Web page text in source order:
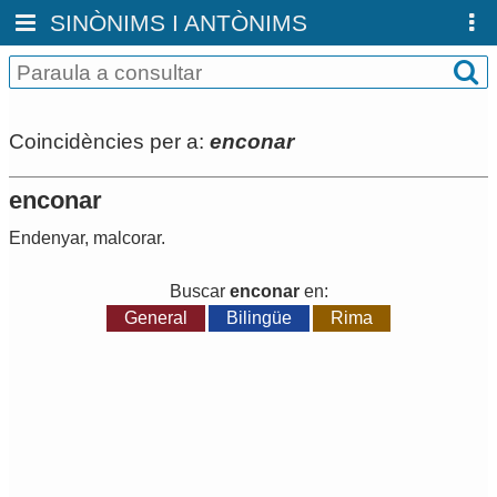
SINÒNIMS I ANTÒNIMS
Coincidències per a: enconar
enconar
Endenyar, malcorar.
Buscar enconaren:
General
Bilingüe Rima